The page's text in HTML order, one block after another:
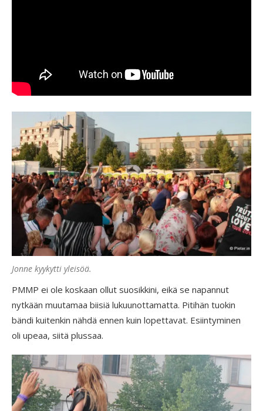
Jonne kyykytti yleisöä.
PMMP ei ole koskaan ollut suosikkini, eikä se napannut
nytkään muutamaa biisiä lukuunottamatta. Pitihän tuokin
bändi kuitenkin nähdä ennen kuin lopettavat. Esiintyminen
oli upeaa, siitä plussaa.